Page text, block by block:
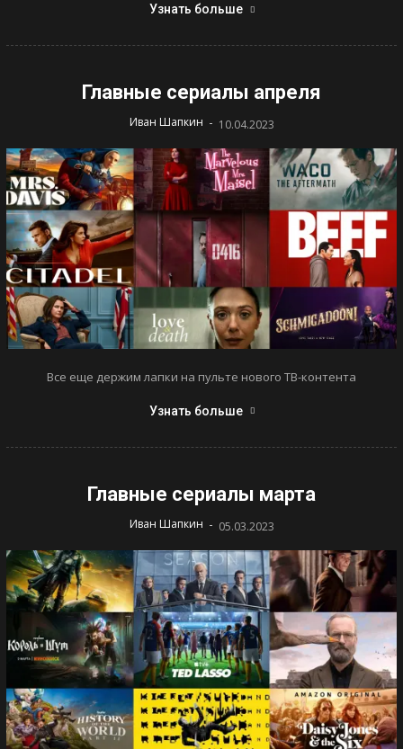
Узнать больше
Главные сериалы апреля
Иван Шапкин - 10.04.2023
Все еще держим лапки на пульте нового ТВ-контента
Узнать больше
Главные сериалы марта
Иван Шапкин - 05.03.2023